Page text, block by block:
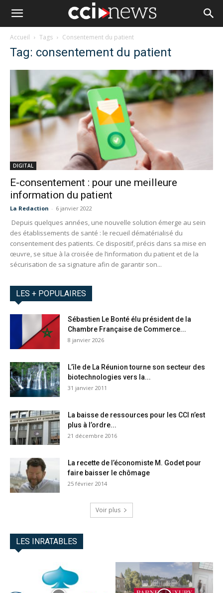
Accueil Tags Consentement du patient
Tag: consentement du patient
DIGITAL
E-consentement : pour une meilleure
information du patient
La Redaction - 6 janvier 2022
Depuis quelques années, une nouvelle solution émerge au sein
des établissements de santé : le recueil dématérialisé du
consentement des patients. Ce dispositif, précis dans sa mise en
œuvre, se situe à la croisée de l’information du patient et de la
sécurisation de sa signature afin de garantir son...
LES + POPULAIRES
Sébastien Le Bonté élu président de la
Chambre Française de Commerce...
8 janvier 2026
L’île de La Réunion tourne son secteur des
biotechnologies vers la...
31 janvier 2011
La baisse de ressources pour les CCI n’est
plus à l’ordre...
21 décembre 2016
La recette de l’économiste M. Godet pour
faire baisser le chômage
25 février 2014
Voir plus
LES INRATABLES